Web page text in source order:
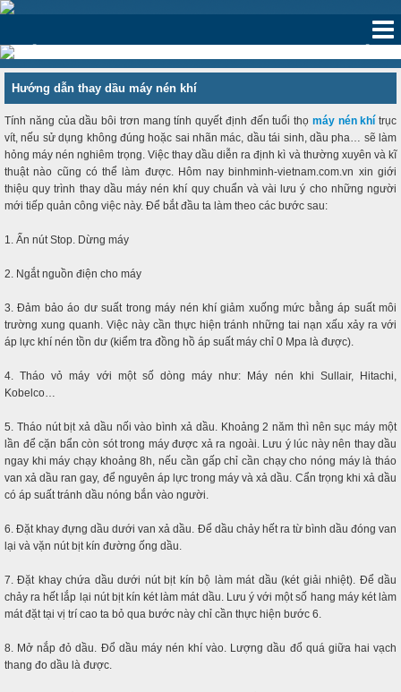
‹ ›
Hướng dẫn thay dầu máy nén khí
Tính năng của dầu bôi trơn mang tính quyết định đến tuổi thọ máy nén khí trục
vít, nếu sử dụng không đúng hoặc sai nhãn mác, dầu tái sinh, dầu pha… sẽ làm
hỏng máy nén nghiêm trọng. Việc thay dầu diễn ra định kì và thường xuyên và kĩ
thuật nào cũng có thể làm được. Hôm nay binhminh-vietnam.com.vn xin giới
thiệu quy trình thay dầu máy nén khí quy chuẩn và vài lưu ý cho những người
mới tiếp quản công việc này. Để bắt đầu ta làm theo các bước sau:
1. Ấn nút Stop. Dừng máy
2. Ngắt nguồn điện cho máy
3. Đảm bảo áo dư suất trong máy nén khí giảm xuống mức bằng áp suất môi
trường xung quanh. Việc này cần thực hiện tránh những tai nạn xấu xảy ra với
áp lực khí nén tồn dư (kiểm tra đồng hồ áp suất máy chỉ 0 Mpa là được).
4. Tháo vỏ máy với một số dòng máy như: Máy nén khi Sullair, Hitachi,
Kobelco…
5. Tháo nút bịt xả dầu nối vào bình xả dầu. Khoảng 2 năm thì nên sục máy một
lần để cặn bẩn còn sót trong máy được xả ra ngoài. Lưu ý lúc này nên thay dầu
ngay khi máy chạy khoảng 8h, nếu cần gấp chỉ cần chạy cho nóng máy là tháo
van xả dầu ran gay, để nguyên áp lực trong máy và xả dầu. Cẩn trọng khi xả dầu
có áp suất tránh dầu nóng bắn vào người.
6. Đặt khay đựng dầu dưới van xả dầu. Để dầu chảy hết ra từ bình dầu đóng van
lại và vặn nút bịt kín đường ống dầu.
7. Đặt khay chứa dầu dưới nút bịt kín bộ làm mát dầu (két giải nhiệt). Để dầu
chảy ra hết lắp lại nút bịt kín két làm mát dầu. Lưu ý với một số hang máy két làm
mát đặt tại vị trí cao ta bỏ qua bước này chỉ cần thực hiện bước 6.
8. Mở nắp đỏ dầu. Đổ dầu máy nén khí vào. Lượng dầu đổ quá giữa hai vạch
thang đo dầu là được.